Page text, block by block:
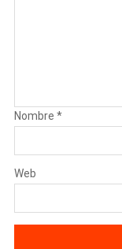
Nombre *
Web